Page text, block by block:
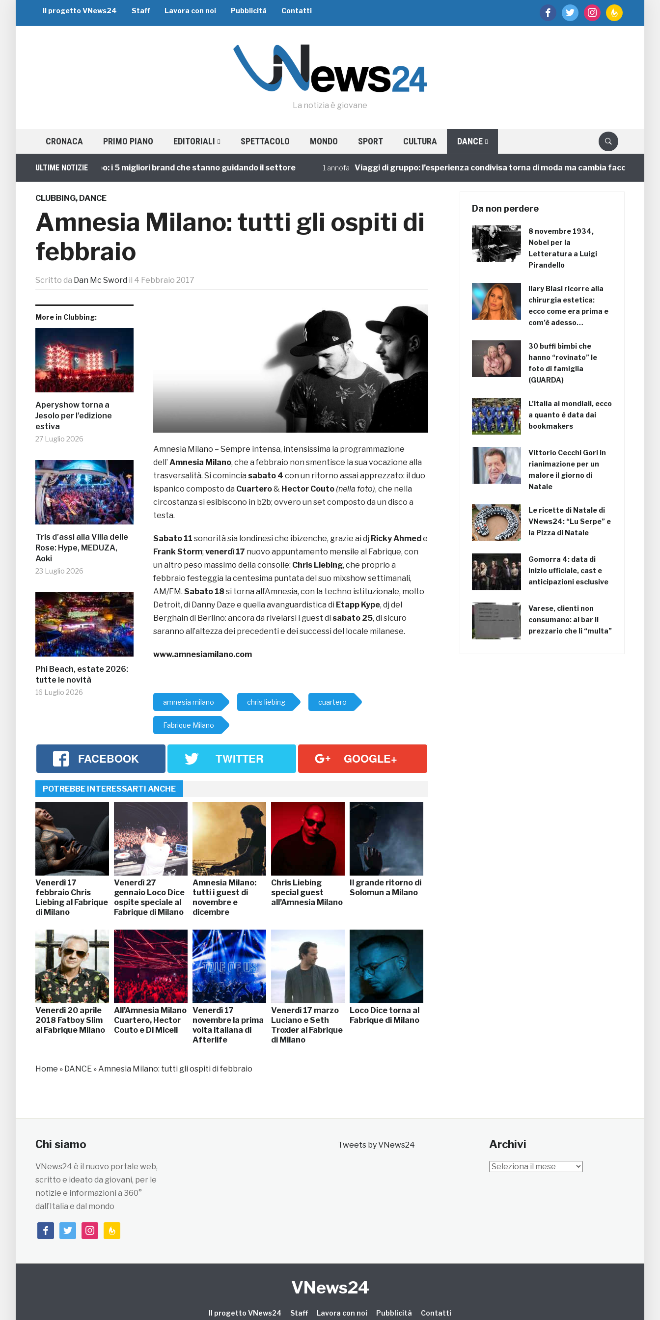
facebooktwitter instagramfeedburner
Il progetto VNews24 Staff Lavora con noi Pubblicità Contatti
La notizia è giovane
CRONACA PRIMO PIANO EDITORIALI SPETTACOLO MONDO SPORT CULTURA DANCE
ULTIME NOTIZIE
Viaggi di Gruppo: i 5 migliori brand che stanno guidando il settore 1 annofa Viaggi di gruppo: l’esperienza condivisa torna di moda ma cambia faccia
CLUBBING, DANCE
Amnesia Milano: tutti gli ospiti di
febbraio
Scritto da Dan Mc Sword il 4 Febbraio 2017
More in Clubbing:
Aperyshow torna a
Jesolo per l’edizione
estiva
27 Luglio 2026
Tris d’assi alla Villa delle
Rose: Hype, MEDUZA,
Aoki
23 Luglio 2026
Phi Beach, estate 2026:
tutte le novità
16 Luglio 2026
Amnesia Milano – Sempre intensa, intensissima la programmazione
dell’ Amnesia Milano, che a febbraio non smentisce la sua vocazione alla
trasversalità. Si comincia sabato 4 con un ritorno assai apprezzato: il duo
ispanico composto da Cuartero& Hector Couto (nella foto), che nella
circostanza si esibiscono in b2b; ovvero un set composto da un disco a
testa.
Sabato 11 sonorità sia londinesi che ibizenche, grazie ai dj Ricky Ahmed e
Frank Storm; venerdì 17 nuovo appuntamento mensile al Fabrique, con
un altro peso massimo della consolle: Chris Liebing, che proprio a
febbraio festeggia la centesima puntata del suo mixshow settimanali,
AM/FM. Sabato 18 si torna all’Amnesia, con la techno istituzionale, molto
Detroit, di Danny Daze e quella avanguardistica di Etapp Kype, dj del
Berghain di Berlino: ancora da rivelarsi i guest di sabato 25, di sicuro
saranno all’altezza dei precedenti e dei successi del locale milanese.
www.amnesiamilano.com
amnesia milano chris liebing cuartero
Fabrique Milano
FACEBOOK TWITTER GOOGLE+
POTREBBE INTERESSARTI ANCHE
Venerdì 17
febbraio Chris
Liebing al Fabrique
di Milano
Venerdì 27
gennaio Loco Dice
ospite speciale al
Fabrique di Milano
Amnesia Milano:
tutti i guest di
novembre e
dicembre
Chris Liebing
special guest
all’Amnesia Milano
Il grande ritorno di
Solomun a Milano
Venerdì 20 aprile
2018 Fatboy Slim
al Fabrique Milano
All’Amnesia Milano
Cuartero, Hector
Couto e Di Miceli
Venerdì 17
novembre la prima
volta italiana di
Afterlife
Venerdì 17 marzo
Luciano e Seth
Troxler al Fabrique
di Milano
Loco Dice torna al
Fabrique di Milano
Home » DANCE » Amnesia Milano: tutti gli ospiti di febbraio
Da non perdere
8 novembre 1934,
Nobel per la
Letteratura a Luigi
Pirandello
Ilary Blasi ricorre alla
chirurgia estetica:
ecco come era prima e
com’è adesso…
30 buffi bimbi che
hanno “rovinato” le
foto di famiglia
(GUARDA)
L’Italia ai mondiali, ecco
a quanto è data dai
bookmakers
Vittorio Cecchi Gori in
rianimazione per un
malore il giorno di
Natale
Le ricette di Natale di
VNews24: “Lu Serpe” e
la Pizza di Natale
Gomorra 4: data di
inizio ufficiale, cast e
anticipazioni esclusive
Varese, clienti non
consumano: al bar il
prezzario che li “multa”
Chi siamo
VNews24 è il nuovo portale web,
scritto e ideato da giovani, per le
notizie e informazioni a 360°
dall’Italia e dal mondo
facebooktwitterinstagramfeedburner
Tweets by VNews24 Archivi
Archivi
VNews24
Il progetto VNews24 Staff Lavora con noi Pubblicità Contatti